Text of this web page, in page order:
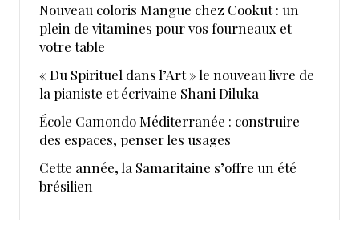
Nouveau coloris Mangue chez Cookut : un
plein de vitamines pour vos fourneaux et
votre table
« Du Spirituel dans l’Art » le nouveau livre de
la pianiste et écrivaine Shani Diluka
École Camondo Méditerranée : construire
des espaces, penser les usages
Cette année, la Samaritaine s’offre un été
brésilien